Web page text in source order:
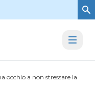
occhio a non stressare la